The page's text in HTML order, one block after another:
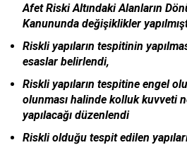
Afet Riski Altındaki Alanların
Kanununda değişiklikler
Riskli yapıların tespitinin
esaslar belirlendi,
Riskli yapıların tespitine engel
olunması halinde kolluk kuvveti
yapılacağı düzenlendi
Riskli olduğu tespit edilen